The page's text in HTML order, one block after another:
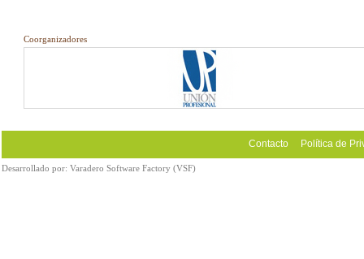
Coorganizadores
Contacto Política de
Desarrollado por: Varadero Software Factory (VSF)